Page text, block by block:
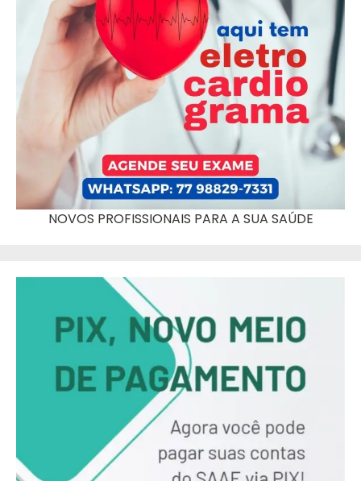
NOVOS PROFISSIONAIS PARA A SUA SAÚDE